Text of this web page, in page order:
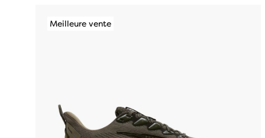
Meilleure vente